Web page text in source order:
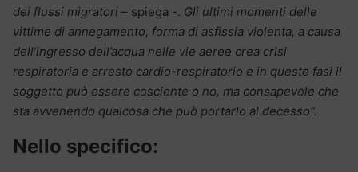
dei flussi migratori – spiega -. Gli ultimi momenti delle
vittime di annegamento, forma di asfissia violenta, a causa
dell’ingresso dell’acqua nelle vie aeree crea crisi
respiratoria e arresto cardio-respiratorio e in queste fasi il
soggetto può essere cosciente o no, ma consapevole che
sta avvenendo qualcosa che può portarlo al decesso”.
Nello specifico: